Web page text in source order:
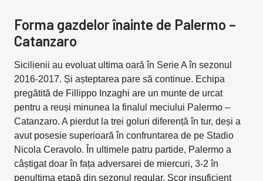
Forma gazdelor înainte de Palermo –
Catanzaro
Sicilienii au evoluat ultima oară în Serie A în sezonul
2016-2017. Și așteptarea pare să continue. Echipa
pregătită de Fillippo Inzaghi are un munte de urcat
pentru a reuși minunea la finalul meciului Palermo –
Catanzaro. A pierdut la trei goluri diferență în tur, deși a
avut posesie superioară în confruntarea de pe Stadio
Nicola Ceravolo. În ultimele patru partide, Palermo a
câștigat doar în fața adversarei de miercuri, 3-2 în
penultima etapă din sezonul regular. Scor insuficient